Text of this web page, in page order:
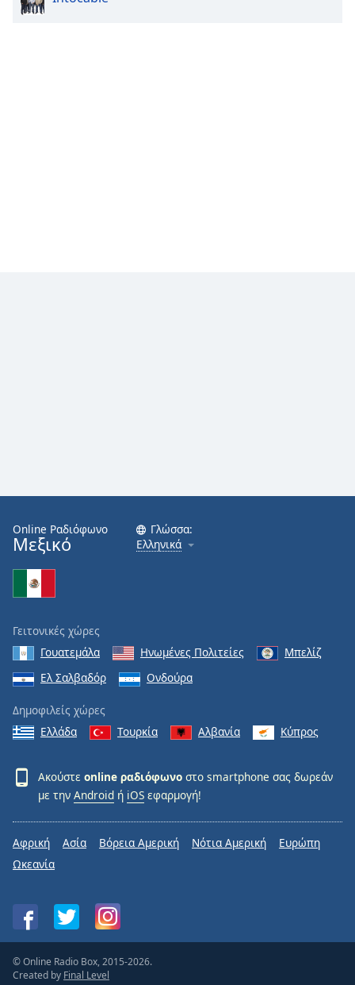
Online Ραδιόφωνο
Μεξικό
Γλώσσα:
Ελληνικά
Γειτονικές χώρες
Γουατεμάλα
Ηνωμένες Πολιτείες
Μπελίζ
Ελ Σαλβαδόρ
Ονδούρα
Δημοφιλείς χώρες
Ελλάδα
Τουρκία Αλβανία Κύπρος
Ακούστε online ραδιόφωνο στο smartphone σας δωρεάν
με την Android ή iOS εφαρμογή!
Αφρική Ασία Βόρεια Αμερική Νότια Αμερική
Ευρώπη
Ωκεανία
© Online Radio Box, 2015-2026.
Created by Final Level